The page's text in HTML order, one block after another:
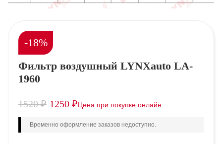
-18%
Фильтр воздушный LYNXauto LA-
1960
1520₽ 1250 ₽
Временно оформление заказов недоступно.